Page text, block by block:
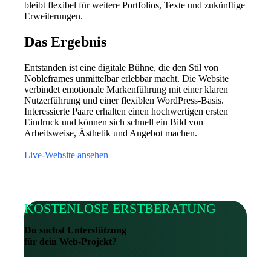
bleibt flexibel für weitere Portfolios, Texte und zukünftige
Erweiterungen.
Das Ergebnis
Entstanden ist eine digitale Bühne, die den Stil von
Nobleframes unmittelbar erlebbar macht. Die Website
verbindet emotionale Markenführung mit einer klaren
Nutzerführung und einer flexiblen WordPress-Basis.
Interessierte Paare erhalten einen hochwertigen ersten
Eindruck und können sich schnell ein Bild von
Arbeitsweise, Ästhetik und Angebot machen.
Live-Website ansehen
KOSTENLOSE ERSTBERATUNG
Du suchst Unterstützung
für dein Web-Projekt?